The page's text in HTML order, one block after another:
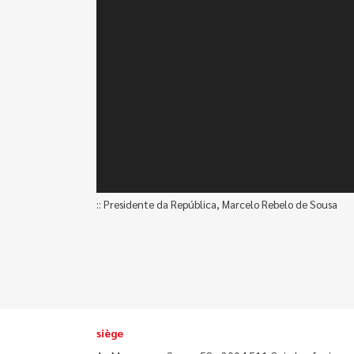
:: Presidente da República, Marcelo Rebelo de Sousa
siège